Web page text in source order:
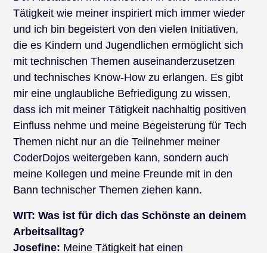
Tätigkeit wie meiner inspiriert mich immer wieder
und ich bin begeistert von den vielen Initiativen,
die es Kindern und Jugendlichen ermöglicht sich
mit technischen Themen auseinanderzusetzen
und technisches Know-How zu erlangen. Es gibt
mir eine unglaubliche Befriedigung zu wissen,
dass ich mit meiner Tätigkeit nachhaltig positiven
Einfluss nehme und meine Begeisterung für Tech
Themen nicht nur an die Teilnehmer meiner
CoderDojos weitergeben kann, sondern auch
meine Kollegen und meine Freunde mit in den
Bann technischer Themen ziehen kann.
WIT: Was ist für dich das Schönste an deinem
Arbeitsalltag?
Josefine: Meine Tätigkeit hat einen